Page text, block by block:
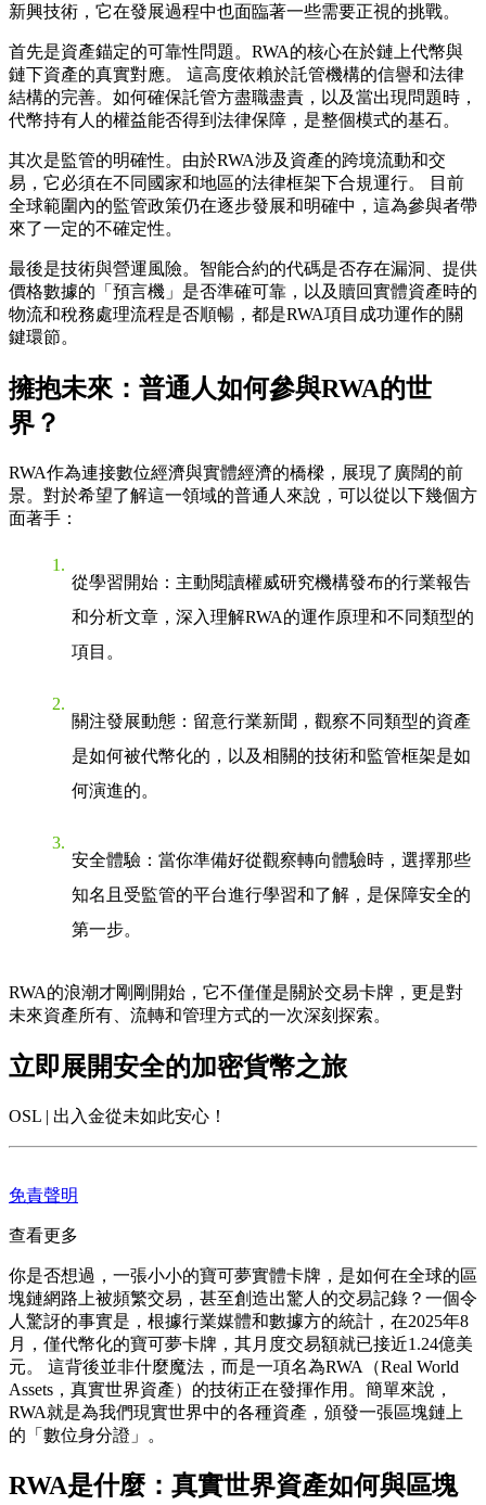
新興技術，它在發展過程中也面臨著一些需要正視的挑戰。
首先是資產錨定的可靠性問題 。RWA的核心在於鏈上代幣與
鏈下資產的真實對應。 這高度依賴於託管機構的信譽和法律
結構的完善。如何確保託管方盡職盡責，以及當出現問題時，
代幣持有人的權益能否得到法律保障，是整個模式的基石。
其次是監管的明確性。由於RWA涉及資產的跨境流動和交
易，它必須在不同國家和地區的法律框架下合規運行。 目前
全球範圍內的監管政策仍在逐步發展和明確中，這為參與者帶
來了一定的不確定性。
最後是技術與營運風險。智能合約的代碼是否存在漏洞、提供
價格數據的「預言機」是否準確可靠，以及贖回實體資產時的
物流和稅務處理流程是否順暢，都是RWA項目成功運作的關
鍵環節。
擁抱未來：普通人如何參與RWA的世
界？
RWA作為連接數位經濟與實體經濟的橋樑，展現了廣闊的前
景。對於希望了解這一領域的普通人來說，可以從以下幾個方
面著手：
從學習開始 ：主動閱讀權威研究機構發布的行業報告
和分析文章，深入理解RWA的運作原理和不同類型的
項目。
關注發展動態 ：留意行業新聞，觀察不同類型的資產
是如何被代幣化的，以及相關的技術和監管框架是如
何演進的。
安全體驗 ：當你準備好從觀察轉向體驗時，選擇那些
知名且受監管的平台進行學習和了解，是保障安全的
第一步。
RWA的浪潮才剛剛開始，它不僅僅是關於交易卡牌，更是對
未來資產所有、流轉和管理方式的一次深刻探索。
立即展開安全的加密貨幣之旅
OSL | 出入金從未如此安心！
免責聲明
查看更多
你是否想過，一張小小的寶可夢實體卡牌，是如何在全球的區
塊鏈網路上被頻繁交易，甚至創造出驚人的交易記錄？一個令
人驚訝的事實是，根據行業媒體和數據方的統計，在2025年8
月，僅代幣化的寶可夢卡牌，其月度交易額就已接近1.24億美
元。 這背後並非什麼魔法，而是一項名為RWA（Real World
Assets，真實世界資產）的技術正在發揮作用。簡單來說，
RWA就是為我們現實世界中的各種資產，頒發一張區塊鏈上
的「數位身分證」。
RWA是什麼：真實世界資產如何與區塊